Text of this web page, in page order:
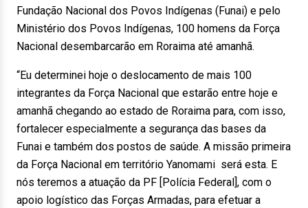
Fundação Nacional dos Povos Indígenas (Funai) e pelo
Ministério dos Povos Indígenas, 100 homens da Força
Nacional desembarcarão em Roraima até amanhã.
“Eu determinei hoje o deslocamento de mais 100
integrantes da Força Nacional que estarão entre hoje e
amanhã chegando ao estado de Roraima para, com isso,
fortalecer especialmente a segurança das bases da
Funai e também dos postos de saúde. A missão primeira
da Força Nacional em território Yanomami será esta. E
nós teremos a atuação da PF [Polícia Federal], com o
apoio logístico das Forças Armadas, para efetuar a